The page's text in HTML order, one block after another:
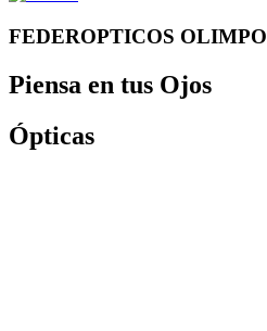
FEDEROPTICOS OLIMPO
Piensa en tus Ojos
Ópticas